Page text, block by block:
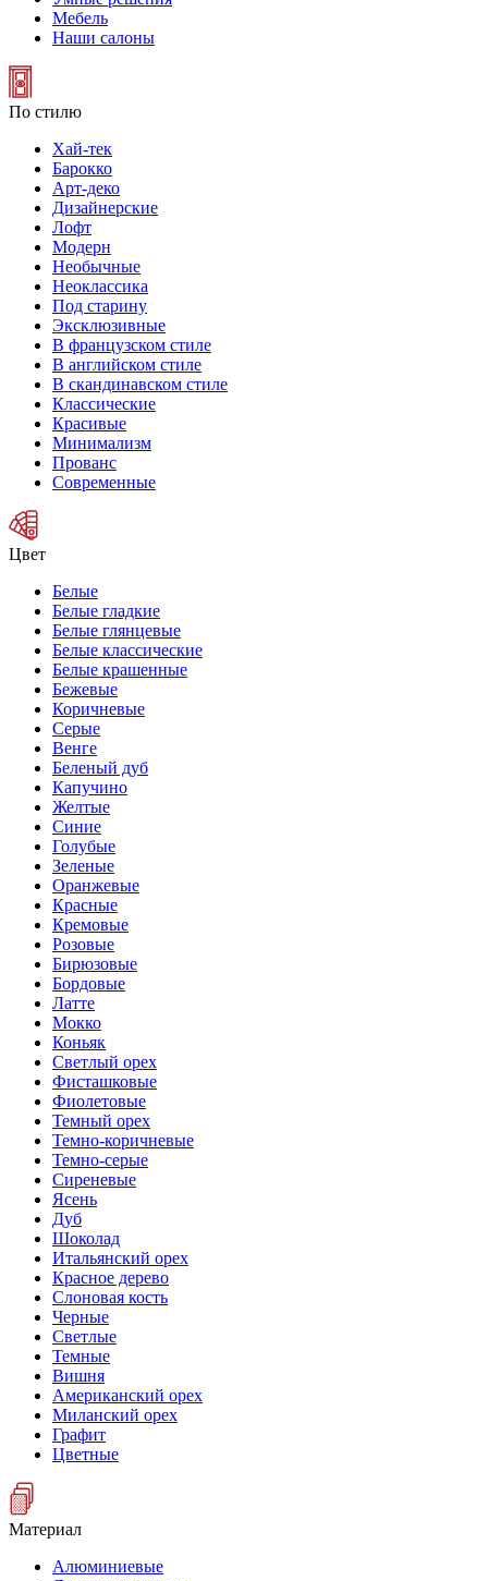
Мебель
Наши салоны
По стилю
Хай-тек
Барокко
Арт-деко
Дизайнерские
Лофт
Модерн
Необычные
Неоклассика
Под старину
Эксклюзивные
В французском стиле
В английском стиле
В скандинавском стиле
Классические
Красивые
Минимализм
Прованс
Современные
Цвет
Белые
Белые гладкие
Белые глянцевые
Белые классические
Белые крашенные
Бежевые
Коричневые
Серые
Венге
Беленый дуб
Капучино
Желтые
Синие
Голубые
Зеленые
Оранжевые
Красные
Кремовые
Розовые
Бирюзовые
Бордовые
Латте
Мокко
Коньяк
Светлый орех
Фисташковые
Фиолетовые
Темный орех
Темно-коричневые
Темно-серые
Сиреневые
Ясень
Дуб
Шоколад
Итальянский орех
Красное дерево
Слоновая кость
Черные
Светлые
Темные
Вишня
Американский орех
Миланский орех
Графит
Цветные
Материал
Алюминиевые